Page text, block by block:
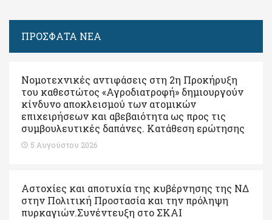
ΠΡΟΣΦΑΤΑ ΝΕΑ
Νομοτεχνικές αντιφάσεις στη 2η Προκήρυξη
του καθεστώτος «Αγροδιατροφή» δημιουργούν
κίνδυνο αποκλεισμού των ατομικών
επιχειρήσεων και αβεβαιότητα ως προς τις
συμβουλευτικές δαπάνες. Κατάθεση ερώτησης
5 Αυγούστου 2026
Αστοχίες και αποτυχία της κυβέρνησης της ΝΔ
στην Πολιτική Προστασία και την πρόληψη
πυρκαγιών.Συνέντευξη στο ΣΚΑΙ